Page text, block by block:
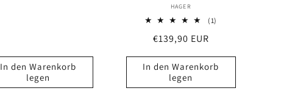
In den Warenkorb
legen
Anbieter:
HAGER
(1)
Normaler
€139,90 EUR
In den Warenkorb
legen